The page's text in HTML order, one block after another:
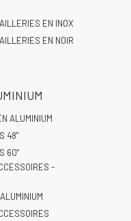
EN INOX
EN NOIR
ALUMINIUM
48"
60"
-